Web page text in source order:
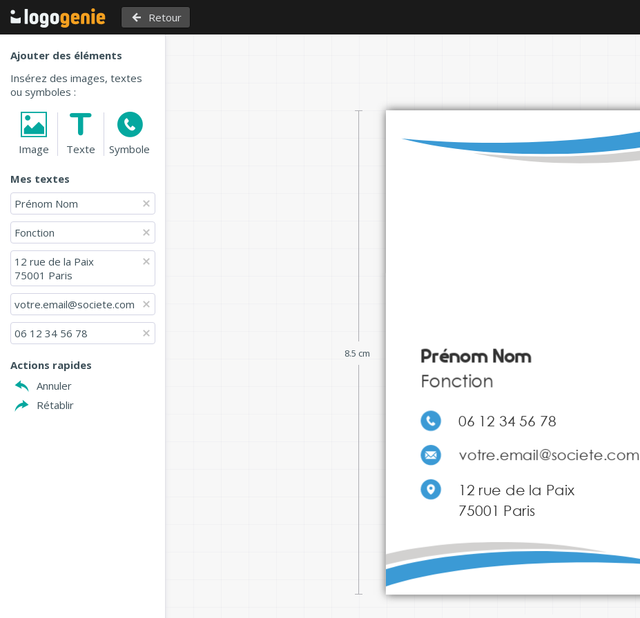
Retour
Ajouter des éléments
Insérez des images, textes
ou symboles :
Image Texte Symbole
Mes textes
Prénom Nom
Fonction
12 rue de la Paix
75001 Paris
votre.email@societe.com
06 12 34 56 78
Actions rapides
Annuler
Rétablir
8.5 cm
06 12 34 56 78
votre.email@societe.com
12 rue de la Paix
75001 Paris
Fonction
Prénom Nom